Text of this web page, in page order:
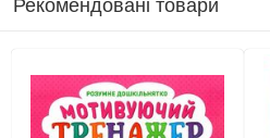
Рекомендовані товари